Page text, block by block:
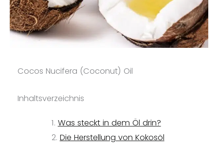
Cocos Nucifera (Coconut) Oil
Inhaltsverzeichnis
Was steckt in dem Öl drin?
Die Herstellung von Kokosöl